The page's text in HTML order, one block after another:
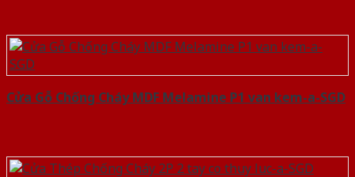
Cửa Gỗ Chống Cháy MDF Melamine P1 van kem-a-SGD